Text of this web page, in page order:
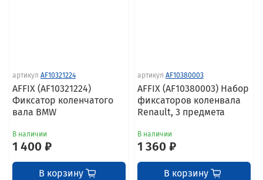
артикул AF10321224
AFFIX (AF10321224)
Фиксатор коленчатого
вала BMW
В наличии
1 400 ₽
В корзину
артикул AF10380003
AFFIX (AF10380003) Набор
фиксаторов коленвала
Renault, 3 предмета
В наличии
1 360 ₽
В корзину